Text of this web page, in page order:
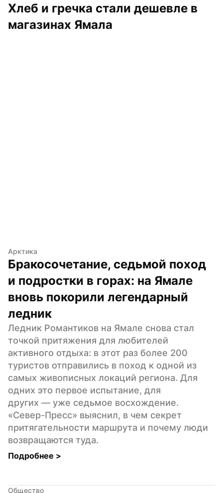
Хлеб и гречка стали дешевле в
магазинах Ямала
Арктика
Бракосочетание, седьмой поход
и подростки в горах: на Ямале
вновь покорили легендарный
ледник
Ледник Романтиков на Ямале снова стал
точкой притяжения для любителей
активного отдыха: в этот раз более 200
туристов отправились в поход к одной из
самых живописных локаций региона. Для
одних это первое испытание, для
других — уже седьмое восхождение.
«Север-Пресс» выяснил, в чем секрет
притягательности маршрута и почему люди
возвращаются туда.
Подробнее >
Общество